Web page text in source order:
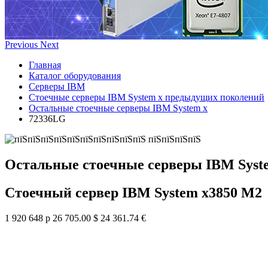
Previous Next
Главная
Каталог оборудования
Серверы IBM
Стоечные серверы IBM System x предыдущих поколений
Остальные стоечные серверы IBM System x
72336LG
Остальные стоечные серверы IBM
Стоечный сервер IBM System x3850 M2
1 920 648 р 26 705.00 $ 24 361.74 €